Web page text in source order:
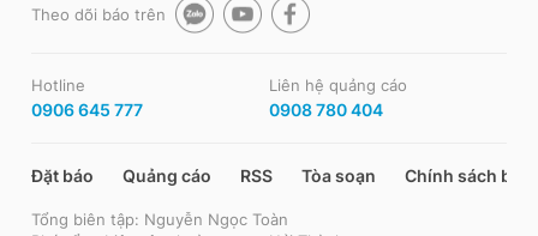
Theo dõi báo trên
Hotline
0906 645 777
Liên hệ quảng cáo
0908 780 404
Đặt báo Quảng cáo RSS Tòa soạn Chính sách bảo
Tổng biên tập: Nguyễn Ngọc Toàn